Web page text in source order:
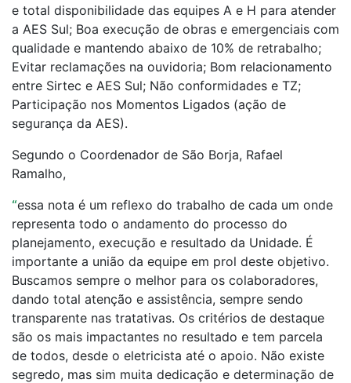
e total disponibilidade das equipes A e H para atender
a AES Sul; Boa execução de obras e emergenciais com
qualidade e mantendo abaixo de 10% de retrabalho;
Evitar reclamações na ouvidoria; Bom relacionamento
entre Sirtec e AES Sul; Não conformidades e TZ;
Participação nos Momentos Ligados (ação de
segurança da AES).
Segundo o Coordenador de São Borja, Rafael
Ramalho,
“essa nota é um reflexo do trabalho de cada um onde
representa todo o andamento do processo do
planejamento, execução e resultado da Unidade. É
importante a união da equipe em prol deste objetivo.
Buscamos sempre o melhor para os colaboradores,
dando total atenção e assistência, sempre sendo
transparente nas tratativas. Os critérios de destaque
são os mais impactantes no resultado e tem parcela
de todos, desde o eletricista até o apoio. Não existe
segredo, mas sim muita dedicação e determinação de